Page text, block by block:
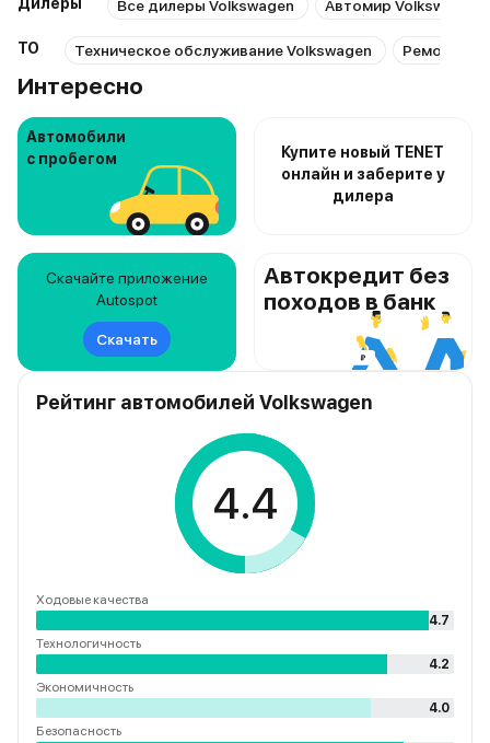
Все дилеры Volkswagen Автомир Volkswagen
ТО Техническое обслуживание Volkswagen Ремонт
Интересно
Автомобили
с пробегом
Купите новый TENET
онлайн и заберите у
дилера
Скачайте приложение
Autospot
Скачать
Автокредит без
походов в банк
Рейтинг автомобилей Volkswagen
4.4
Ходовые качества
4.7
Технологичность
4.2
Экономичность
4.0
Безопасность